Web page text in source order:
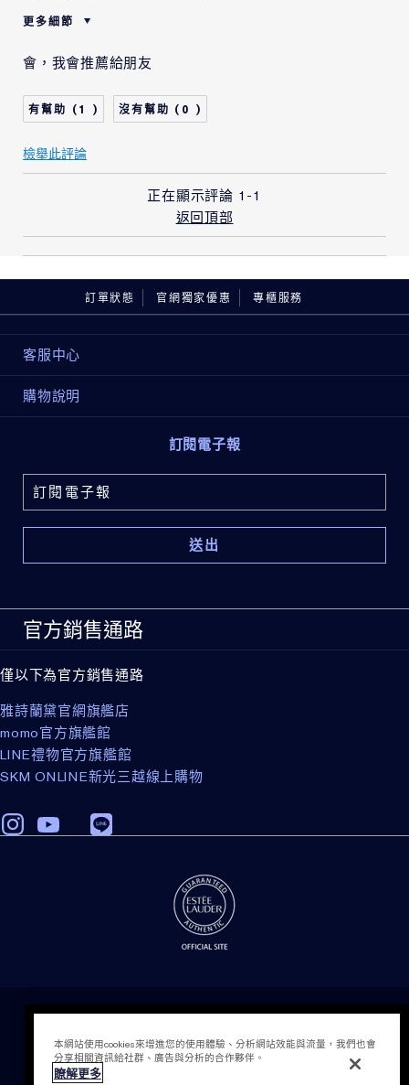
更多細節
年齡
肌膚類型
中性/混合型肌膚
肌膚問題
拉提/緊緻
我使用雅詩蘭黛的產品已
有
會，我會推薦給朋友
1 0
檢舉此評論
正在顯示評論 1-1
返回頂部
訂單狀態 官網獨家優惠 專櫃服務
客服中心
購物說明
訂閱電子報
官方銷售通路
僅以下為官方銷售通路
雅詩蘭黛官網旗艦店
momo官方旗艦館
LINE禮物官方旗艦館
SKM ONLINE新光三越線上購物
隱私權政策
條款細則
會員計畫相關之條款與細則
本網站使用cookies來增進您的使用體驗、分析網站效能與流量，我們也會
分享相關資訊給社群、廣告與分析的合作夥伴。
瞭解更多